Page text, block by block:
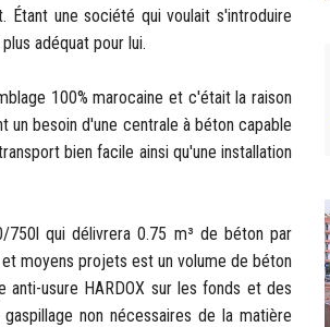
une société qui voulait s'introduire
adéquat pour lui.
100% marocaine et c'était la raison
besoin d'une centrale à béton capable
bien facile ainsi qu'une installation
qui délivrera 0.75 m³ de béton par
moyens projets est un volume de béton
usure HARDOX sur les fonds et des
non nécessaires de la matière